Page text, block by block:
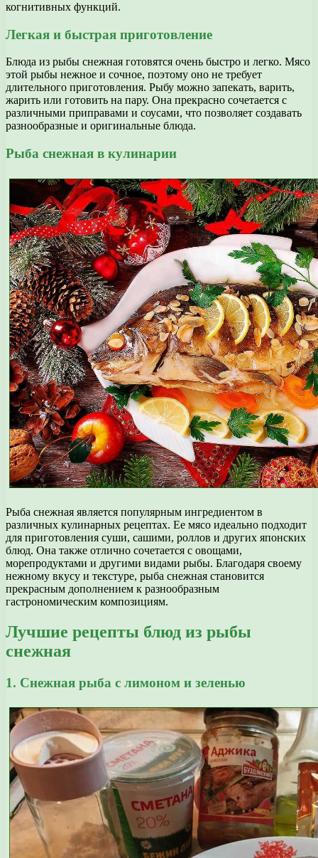
когнитивных функций.
Легкая и быстрая приготовление
Блюда из рыбы снежная готовятся очень быстро и легко. Мясо
этой рыбы нежное и сочное, поэтому оно не требует
длительного приготовления. Рыбу можно запекать, варить,
жарить или готовить на пару. Она прекрасно сочетается с
различными приправами и соусами, что позволяет создавать
разнообразные и оригинальные блюда.
Рыба снежная в кулинарии
Рыба снежная является популярным ингредиентом в
различных кулинарных рецептах. Ее мясо идеально подходит
для приготовления суши, сашими, роллов и других японских
блюд. Она также отлично сочетается с овощами,
морепродуктами и другими видами рыбы. Благодаря своему
нежному вкусу и текстуре, рыба снежная становится
прекрасным дополнением к разнообразным
гастрономическим композициям.
Лучшие рецепты блюд из рыбы
снежная
1. Снежная рыба с лимоном и зеленью